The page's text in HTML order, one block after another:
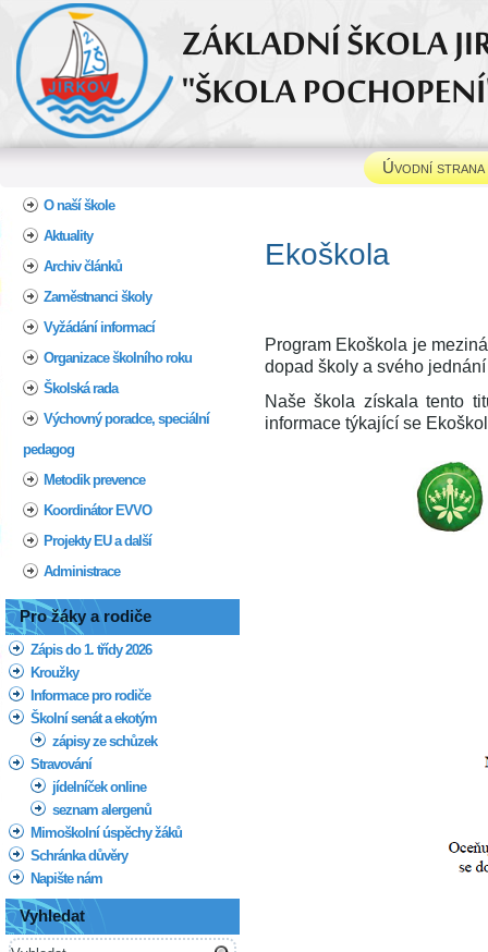
Úvodní strana
O naší škole
Aktuality
Archiv článků
Zaměstnanci školy
Vyžádání informací
Organizace školního roku
Školská rada
Výchovný poradce, speciální
pedagog
Metodik prevence
Koordinátor EVVO
Projekty EU a další
Administrace
Pro žáky a rodiče
Zápis do 1. třídy 2026
Kroužky
Informace pro rodiče
Školní senát a ekotým
zápisy ze schůzek
Stravování
jídelníček online
seznam alergenů
Mimoškolní úspěchy žáků
Schránka důvěry
Napište nám
Vyhledat
Program Ekoškola je
dopad školy a svého
Naše škola získala tento
informace týkající se